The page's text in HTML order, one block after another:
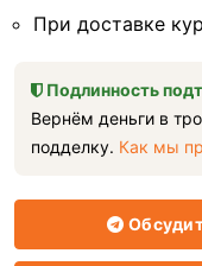
При доставке
Подлинность
Вернём деньги в
подделку. Как мы